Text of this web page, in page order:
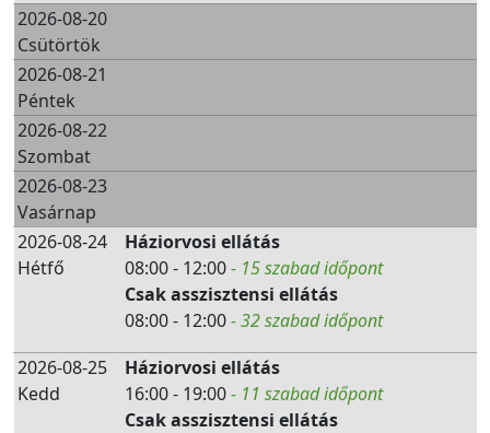
2026-08-20
Csütörtök
2026-08-21
Péntek
2026-08-22
Szombat
2026-08-23
Vasárnap
2026-08-24
Hétfő
Háziorvosi ellátás
08:00 - 12:00- 15 szabad időpont
Csak asszisztensi ellátás
08:00 - 12:00- 32 szabad időpont
2026-08-25
Kedd
Háziorvosi ellátás
16:00 - 19:00- 11 szabad időpont
Csak asszisztensi ellátás